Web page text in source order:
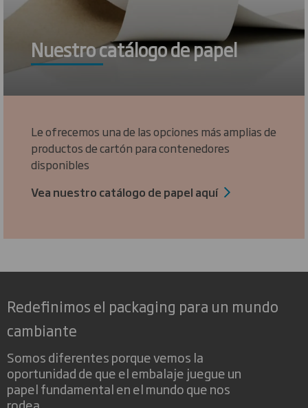
Nuestro catálogo de papel
Le ofrecemos una de las opciones más amplias de
productos de cartón para contenedores
disponibles
Vea nuestro catálogo de papel aquí
Redefinimos el packaging para un mundo
cambiante
Somos diferentes porque vemos la
oportunidad de que el embalaje juegue un
papel fundamental en el mundo que nos
rodea.